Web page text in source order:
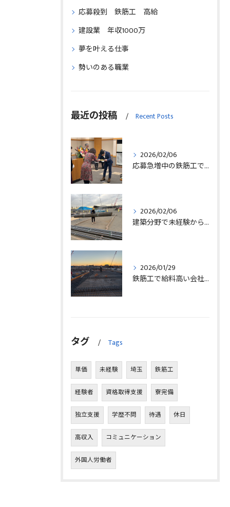
応募殺到 鉄筋工 高給
建設業 年収1000万
夢を叶える仕事
勢いのある職業
最近の投稿 Recent Posts
2026/02/06
応募急増中の鉄筋工で高給を目指す方法徹底解説埼玉県三郷市版
2026/02/06
建築分野で未経験から始める求人探しと三郷市で正社員就職の秘訣
2026/01/29
鉄筋工で給料高い会社に転職したリアルなインタビュー事例を埼玉県三郷市で解説
タグ Tags
単価 未経験 埼玉 鉄筋工
経験者 資格取得支援 寮完備
独立支援 学歴不問 待遇 休日
高収入 コミュニケーション
外国人労働者